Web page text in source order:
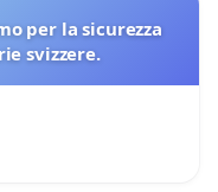
per la sicurezza
svizzere.